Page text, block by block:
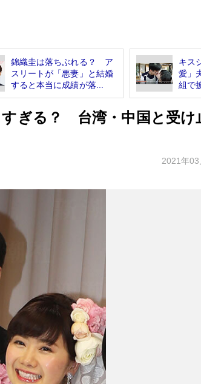
錦織圭は落ちぶれる？ ア
スリートが「悪妻」と結婚
すると本当に成績が落...
キス
愛」
組で
すぎる？ 台湾・中国と受け
2021年03